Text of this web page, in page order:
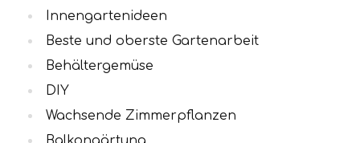
Innengartenideen
Beste und oberste Gartenarbeit
Behältergemüse
DIY
Wachsende Zimmerpflanzen